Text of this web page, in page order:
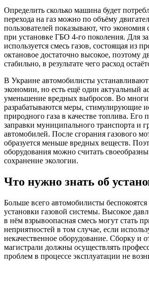
Определить сколько машина будет
перехода на газ можно по объёму
пользователей показывают, что экономия
при установке ГБО 4-го поколения. Для
используется смесь газов, состоящая из
октановое достаточно высокое, поэтому
стабильно, в результате чего расход
В Украине автомобилисты
экономии, но есть ещё один актуальный
уменьшение вредных выбросов. Во
разрабатываются меры, стимулирующие
природного газа в качестве топлива. Его
заправки муниципального транспорта и
автомобилей. После сгорания газового
образуется меньше вредных веществ.
оборудования можно считать
сохранение экологии.
Что нужно знать об
Больше всего автомобилисты беспокоятся
установки газовой системы. Высокое
в нём взрывоопасная смесь могут стать
неприятностей в том случае, если
некачественное оборудование. Сборку и
магистрали должны осуществлять
проблем в процессе эксплуатации не